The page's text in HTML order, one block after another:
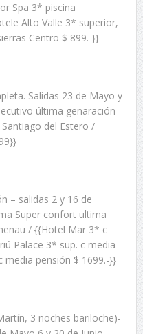
Spa 3* piscina
Alto Valle 3* superior,
Centro $ 899.-}}
Salidas 23 de Mayo y
última genaración
del Estero /
– salidas 2 y 16 de
Super confort ultima
/ {{Hotel Mar 3* c
Palace 3* sup. c media
media pensión $ 1699.-}}
3 noches bariloche)-